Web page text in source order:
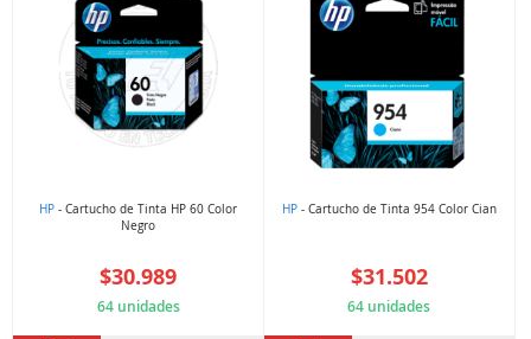
HP - Cartucho de Tinta HP 60 Color
Negro
$30.989
64 unidades
HP- Cartucho de Tinta 954 Color Cian
$31.502
64 unidades